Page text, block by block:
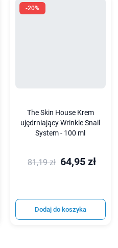
-20%
The Skin House Krem
ujędrniający Wrinkle Snail
System - 100 ml
81,19 zł 64,95 zł
Dodaj do koszyka